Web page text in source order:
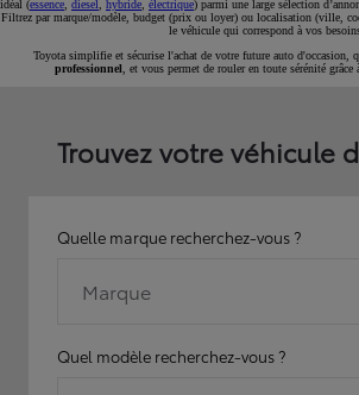
idéal (essence diesel hybride électrique) parmi une large sélection
Filtrez par marque/modèle, budget (prix ou loyer) ou localisation (ville,
le véhicule qui correspond à vos
Toyota simplifie et sécurise l'achat de votre future auto d'occasion,
professionnel , et vous permet de rouler en toute sérénité grâce
Trouvez votre véhicule
Quelle marque recherchez-vous ?
Marque
Quel modèle recherchez-vous ?